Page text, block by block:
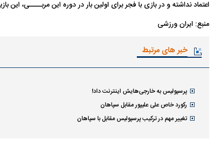
اعتماد نداشته و در بازی با فجر برای اولین بار در دوره این مربــــی، این
منبع: ایران ورزشی
خبر های مرتبط
پرسپولیس به خارجی‌هایش اینترنت داد!
رکورد خاص علی علیپور مقابل سپاهان
تغییر مهم در ترکیب پرسپولیس مقابل با سپاهان